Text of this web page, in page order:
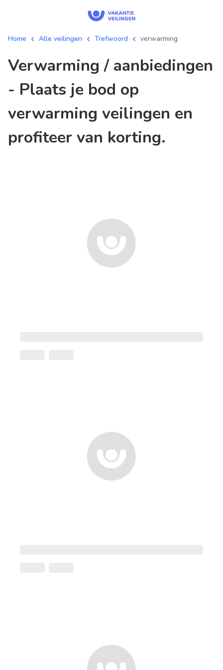
Home Alle veilingen Trefwoord verwarming
verwarming / aanbiedingen
- Plaats je bod op
verwarming veilingen en
profiteer van korting.